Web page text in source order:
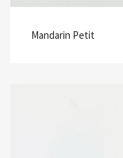
Mandarin Petit